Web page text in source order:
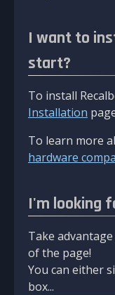
I want to
start?
To install
Installation
To learn more
hardware
I'm looking
Take
of the page!
You can either
box...